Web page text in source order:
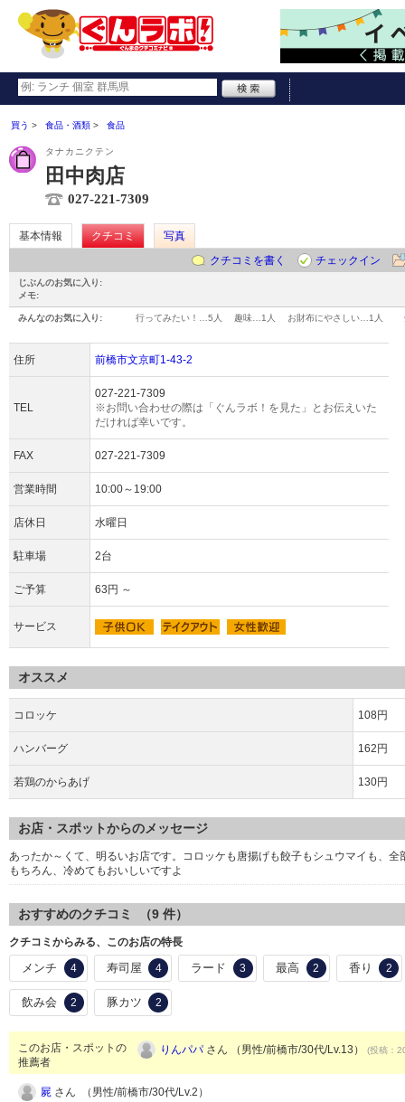
買う 食品・酒類 食品
タナカニクテン
田中肉店
027-221-7309
基本情報 クチコミ
写真
クチコミを書く
チェックイン
じぶんのお気に入り:
メモ:
みんなのお気に入り: 行ってみたい！… 5人 趣味… 1人 お財布にやさしい… 1人
住所 前橋市文京町1-43-2
TEL
027-221-7309
※お問い合わせの際は「ぐんラボ！を見た」とお伝えいた
だければ幸いです。
FAX 027-221-7309
営業時間 10:00～19:00
店休日 水曜日
駐車場 2台
ご予算 63円 ～
サービス
オススメ
コロッケ 108円
ハンバーグ 162円
若鶏のからあげ 130円
お店・スポットからのメッセージ
あったか～くて、明るいお店です。コロッケも唐揚げも餃子もシュウマイも、
もちろん、冷めてもおいしいですよ
おすすめのクチコミ （9 件）
クチコミからみる、このお店の特長
メンチ 4 寿司屋 4 ラード 3 最高 2 香り 2
飲み会 2 豚カツ 2
このお店・スポットの
推薦者
りんパパさん （男性/前橋市/30代/Lv.13） (投稿：
屍 さん （男性/前橋市/30代/Lv.2）